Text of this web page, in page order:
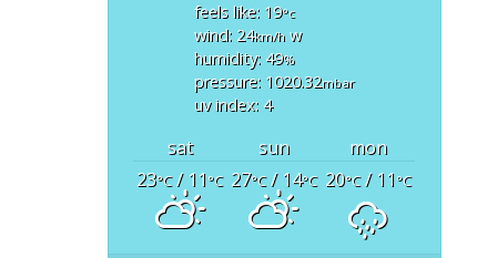
feels like: 19°c
wind: 24km/hw
humidity: 49%
pressure: 1020.32mbar
uv index: 4
sat sun
mon
23°C/ 11°C 27°C/ 14°C 20°C/ 11°C